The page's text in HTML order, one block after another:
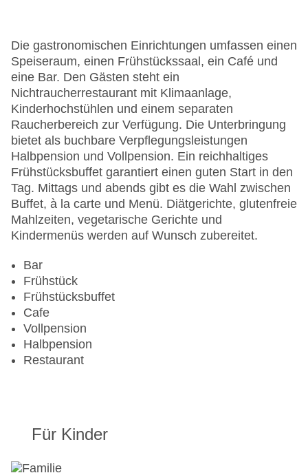
Check-in von: 15:00:00
Check-out bis: 12:00:00
Konferenzraum
Garage
Garten: ohne Gebühr
Hotelsafe
WLAN/WiFi im Hotel
Letzte umfassende Renovierung: 2006
Lift
Minimarkt
Anzahl der Konferenzräume: 1
Anzahl der Aufzüge: 1
Haustiere: gegen Gebühr
Gesamtanzahl der Stockwerke: 33
Gesamtanzahl der Zimmer: 420
Pools:Kinderbecken, Outdoor Pool, Liegen am
Pool
Zahlungsarten: American Express, Diners Club,
Mastercard, Visa
Landeskategorie: 5 Sterne
Die gastronomischen Einrichtungen umfassen einen
Speiseraum, einen Frühstückssaal, ein Café und
eine Bar. Den Gästen steht ein
Nichtraucherrestaurant mit Klimaanlage,
Kinderhochstühlen und einem separaten
Raucherbereich zur Verfügung. Die Unterbringung
bietet als buchbare Verpflegungsleistungen
Halbpension und Vollpension. Ein reichhaltiges
Frühstücksbuffet garantiert einen guten Start in den
Tag. Mittags und abends gibt es die Wahl zwischen
Buffet, à la carte und Menü. Diätgerichte, glutenfreie
Mahlzeiten, vegetarische Gerichte und
Kindermenüs werden auf Wunsch zubereitet.
Bar
Frühstück
Frühstücksbuffet
Cafe
Vollpension
Halbpension
Restaurant
Für Kinder